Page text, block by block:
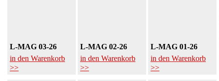
L-MAG 03-26
in den Warenkorb
>>
L-MAG 02-26
in den Warenkorb
>>
L-MAG 01-26
in den Warenkorb
>>